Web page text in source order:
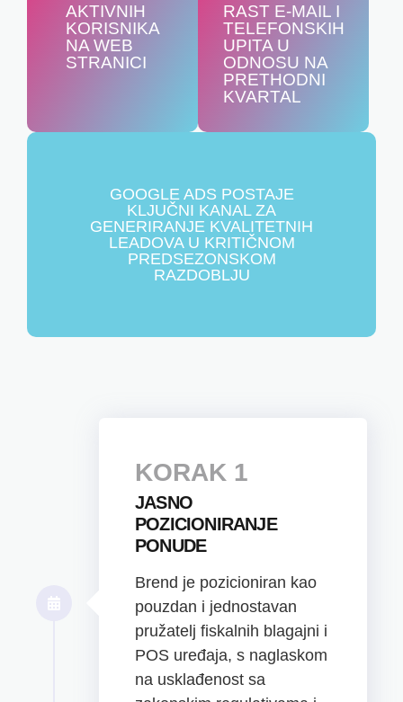
AKTIVNIH
KORISNIKA
NA WEB
STRANICI
RAST E-MAIL I
TELEFONSKIH
UPITA U
ODNOSU NA
PRETHODNI
KVARTAL
GOOGLE ADS POSTAJE
KLJUČNI KANAL ZA
GENERIRANJE KVALITETNIH
LEADOVA U KRITIČNOM
PREDSEZONSKOM
RAZDOBLJU
KORAK 1
JASNO
POZICIONIRANJE
PONUDE
Brend je pozicioniran kao
pouzdan i jednostavan
pružatelj fiskalnih blagajni i
POS uređaja, s naglaskom
na usklađenost sa